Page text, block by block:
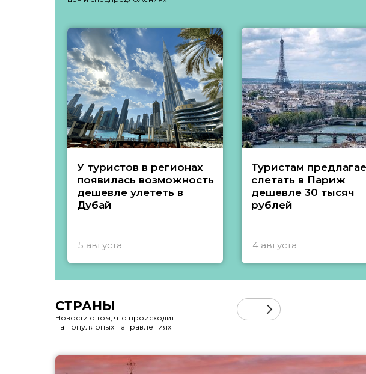
У туристов в регионах
появилась возможность
дешевле улететь в
Дубай
5 августа
Туристам
слетать в Париж
дешевле 30 тысяч
рублей
4 августа
СТРАНЫ
Новости о том, что происходит
на популярных направлениях